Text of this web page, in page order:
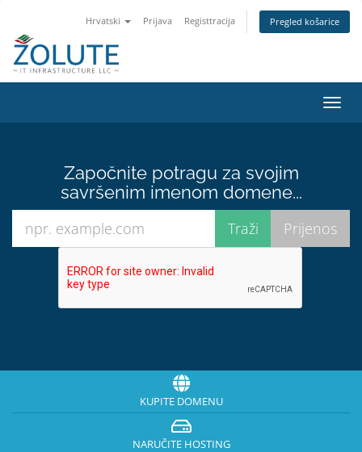
Hrvatski Prijava Registtracija Pregled košarice
Započnite potragu za svojim
savršenim imenom domene...
KUPITE DOMENU
NARUČITE HOSTING